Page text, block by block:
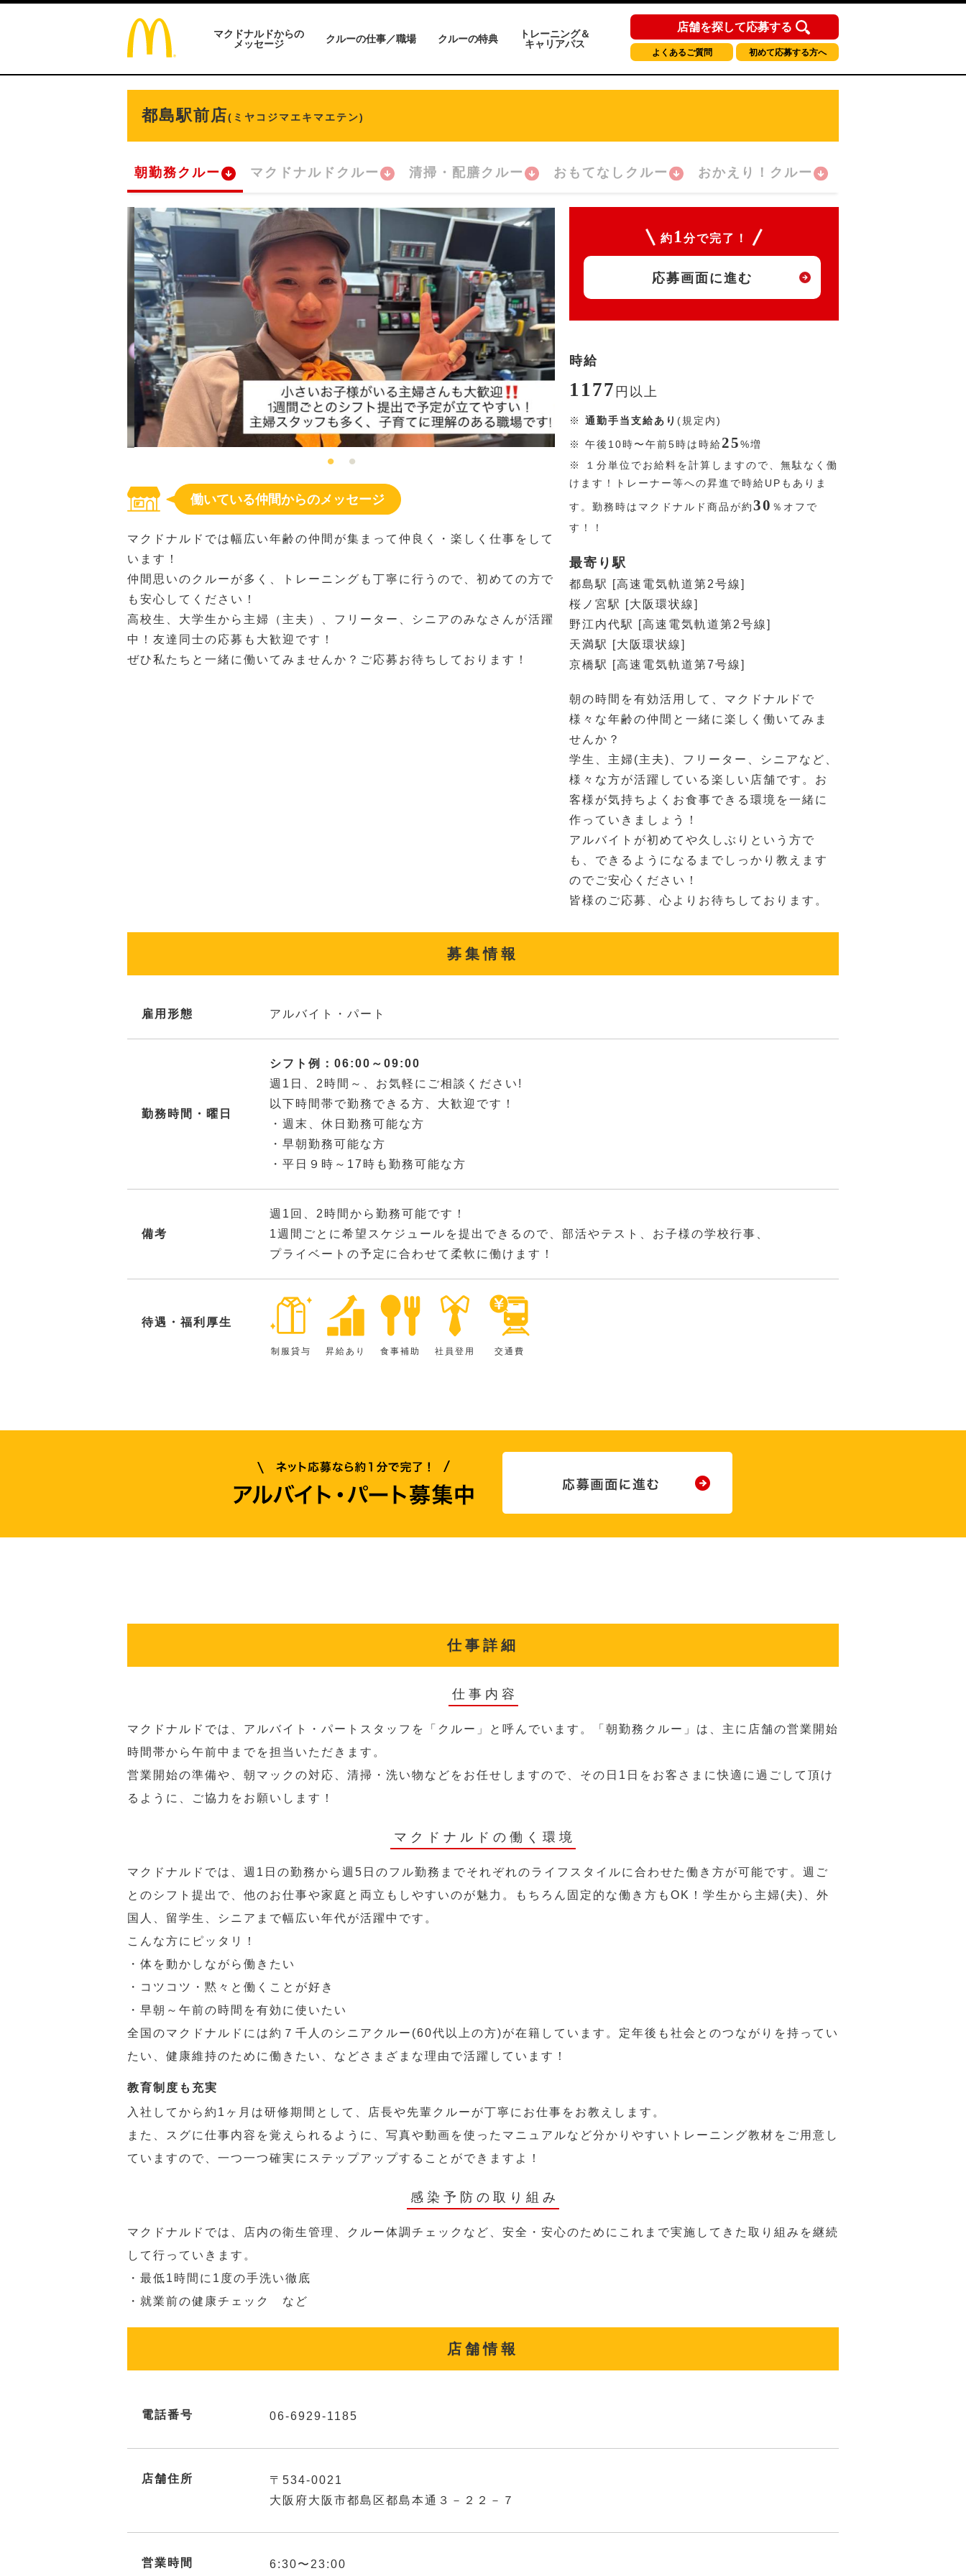
マクドナルドからの
メッセージ
クルーの仕事／職場 クルーの特典
トレーニング＆
キャリアパス
店舗を探して応募する
よくあるご質問 初めて応募する方へ
都島駅前店(ミヤコジマエキマエテン)
朝勤務クルー マクドナルドクルー 清掃・配膳クルー おもてなしクルー おかえり！クルー
働いている仲間からのメッセージ
マクドナルドでは幅広い年齢の仲間が集まって仲良く・楽しく仕事をして
います！
仲間思いのクルーが多く、トレーニングも丁寧に行うので、初めての方で
も安心してください！
高校生、大学生から主婦（主夫）、フリーター、シニアのみなさんが活躍
中！友達同士の応募も大歓迎です！
ぜひ私たちと一緒に働いてみませんか？ご応募お待ちしております！
約 1 分で完了！
応募画面に進む
時給
1177 円 以上
※ 通勤手当支給あり (規定内)
※ 午後10時〜午前5時は時給25%増
※
１分単位でお給料を計算しますので、無駄なく働
けます！トレーナー等への昇進で時給UPもありま
す。勤務時はマクドナルド商品が約30 ％ オフで
す！！
最寄り駅
都島駅 [高速電気軌道第2号線]
桜ノ宮駅 [大阪環状線]
野江内代駅 [高速電気軌道第2号線]
天満駅 [大阪環状線]
京橋駅 [高速電気軌道第7号線]
朝の時間を有効活用して、マクドナルドで
様々な年齢の仲間と一緒に楽しく働いてみま
せんか？
学生、主婦(主夫)、フリーター、シニアなど、
様々な方が活躍している楽しい店舗です。お
客様が気持ちよくお食事できる環境を一緒に
作っていきましょう！
アルバイトが初めてや久しぶりという方で
も、できるようになるまでしっかり教えます
のでご安心ください！
皆様のご応募、心よりお待ちしております。
募集情報
雇用形態 アルバイト・パート
勤務時間・曜日
シフト例：06:00～09:00
週1日、2時間～、お気軽にご相談ください!
以下時間帯で勤務できる方、大歓迎です！
・週末、休日勤務可能な方
・早朝勤務可能な方
・平日９時～17時も勤務可能な方
備考
週1回、2時間から勤務可能です！
1週間ごとに希望スケジュールを提出できるので、部活やテスト、お子様の学校行事、
プライベートの予定に合わせて柔軟に働けます！
待遇・福利厚生
制服貸与 昇給あり 食事補助 社員登用 交通費
仕事詳細
仕事内容
マクドナルドでは、アルバイト・パートスタッフを「クルー」と呼んでいます。「朝勤務クルー」は、主に店舗の営業開始
時間帯から午前中までを担当いただきます。
営業開始の準備や、朝マックの対応、清掃・洗い物などをお任せしますので、その日1日をお客さまに快適に過ごして頂け
るように、ご協力をお願いします！
マクドナルドの働く環境
マクドナルドでは、週1日の勤務から週5日のフル勤務までそれぞれのライフスタイルに合わせた働き方が可能です。週ご
とのシフト提出で、他のお仕事や家庭と両立もしやすいのが魅力。もちろん固定的な働き方もOK！学生から主婦(夫)、外
国人、留学生、シニアまで幅広い年代が活躍中です。
こんな方にピッタリ！
・体を動かしながら働きたい
・コツコツ・黙々と働くことが好き
・早朝～午前の時間を有効に使いたい
全国のマクドナルドには約７千人のシニアクルー(60代以上の方)が在籍しています。定年後も社会とのつながりを持ってい
たい、健康維持のために働きたい、などさまざまな理由で活躍しています！
教育制度も充実
入社してから約1ヶ月は研修期間として、店長や先輩クルーが丁寧にお仕事をお教えします。
また、スグに仕事内容を覚えられるように、写真や動画を使ったマニュアルなど分かりやすいトレーニング教材をご用意し
ていますので、一つ一つ確実にステップアップすることができますよ！
感染予防の取り組み
マクドナルドでは、店内の衛生管理、クルー体調チェックなど、安全・安心のためにこれまで実施してきた取り組みを継続
して行っていきます。
・最低1時間に1度の手洗い徹底
・就業前の健康チェック など
店舗情報
電話番号 06-6929-1185
店舗住所
〒534-0021
大阪府大阪市都島区都島本通３－２２－７
営業時間 6:30〜23:00